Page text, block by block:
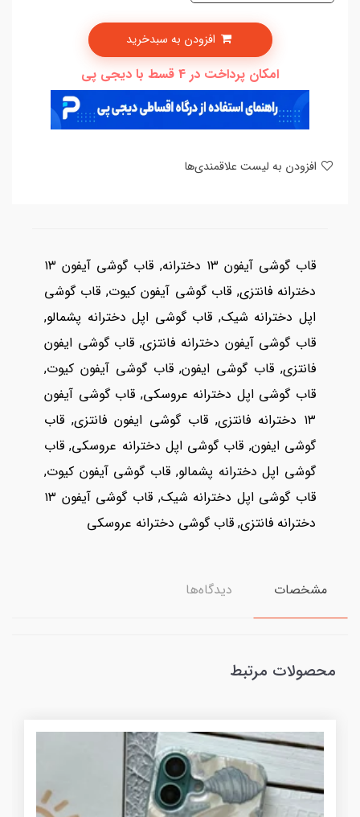
امکان پرداخت در 4 قسط با دیجی پی
قاب گوشی آیفون ۱۳ دخترانه, قاب گوشی آیفون ۱۳
دخترانه فانتزی, قاب گوشی آیفون کیوت, قاب گوشی
اپل دخترانه شیک, قاب گوشی اپل دخترانه پشمالو,
قاب گوشی آیفون دخترانه فانتزی, قاب گوشی ایفون
فانتزی, قاب گوشی ایفون, قاب گوشی آیفون کیوت,
قاب گوشی اپل دخترانه عروسکی, قاب گوشی آیفون
۱۳ دخترانه فانتزی, قاب گوشی ایفون فانتزی, قاب
گوشی ایفون, قاب گوشی اپل دخترانه عروسکی, قاب
گوشی اپل دخترانه پشمالو, قاب گوشی آیفون کیوت,
قاب گوشی اپل دخترانه شیک, قاب گوشی آیفون ۱۳
دخترانه فانتزی, قاب گوشی دخترانه عروسکی
مشخصات دیدگاه‌ها
محصولات مرتبط